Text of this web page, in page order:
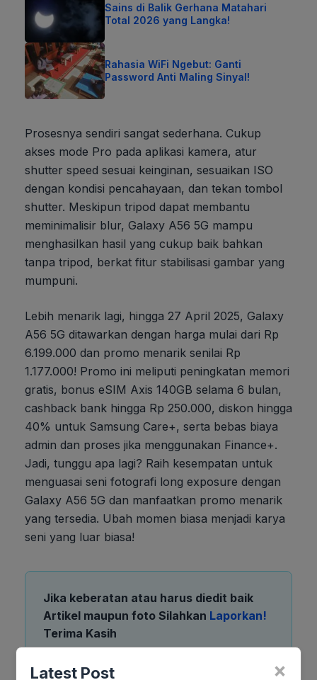
Sains di Balik Gerhana Matahari
Total 2026 yang Langka!
Rahasia WiFi Ngebut: Ganti
Password Anti Maling Sinyal!
Prosesnya sendiri sangat sederhana. Cukup
akses mode Pro pada aplikasi kamera, atur
shutter speed sesuai keinginan, sesuaikan ISO
dengan kondisi pencahayaan, dan tekan tombol
shutter. Meskipun tripod dapat membantu
meminimalisir blur, Galaxy A56 5G mampu
menghasilkan hasil yang cukup baik bahkan
tanpa tripod, berkat fitur stabilisasi gambar yang
mumpuni.
Lebih menarik lagi, hingga 27 April 2025, Galaxy
A56 5G ditawarkan dengan harga mulai dari Rp
6.199.000 dan promo menarik senilai Rp
1.177.000! Promo ini meliputi peningkatan memori
gratis, bonus eSIM Axis 140GB selama 6 bulan,
cashback bank hingga Rp 250.000, diskon hingga
40% untuk Samsung Care+, serta bebas biaya
admin dan proses jika menggunakan Finance+.
Jadi, tunggu apa lagi? Raih kesempatan untuk
menguasai seni fotografi long exposure dengan
Galaxy A56 5G dan manfaatkan promo menarik
yang tersedia. Ubah momen biasa menjadi karya
seni yang luar biasa!
Jika keberatan atau harus diedit baik
Artikel maupun foto Silahkan Laporkan!
Terima Kasih
×
Latest Post